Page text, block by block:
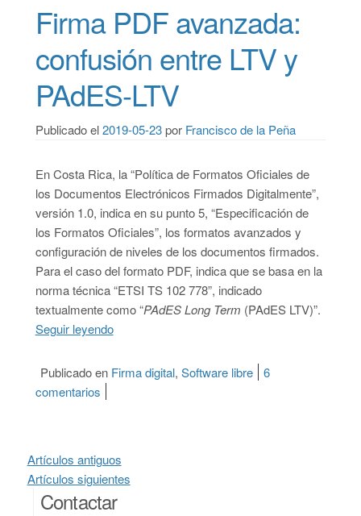
Firma PDF avanzada:
confusión entre LTV y
PAdES-LTV
Publicado el2019-05-23por Francisco de la Peña
En Costa Rica, la “Política de Formatos Oficiales de
los Documentos Electrónicos Firmados Digitalmente”,
versión 1.0, indica en su punto 5, “Especificación de
los Formatos Oficiales”, los formatos avanzados y
configuración de niveles de los documentos firmados.
Para el caso del formato PDF, indica que se basa en la
norma técnica “ETSI TS 102 778”, indicado
textualmente como “PAdES Long Term (PAdES LTV)”.
Seguir leyendo“Firma PDF avanzada: confusión entre LTV y
Publicado en Firma digital, Software libre
6
comentarios
Navegación de entradas
Artículos antiguos
Artículos siguientes
Contactar